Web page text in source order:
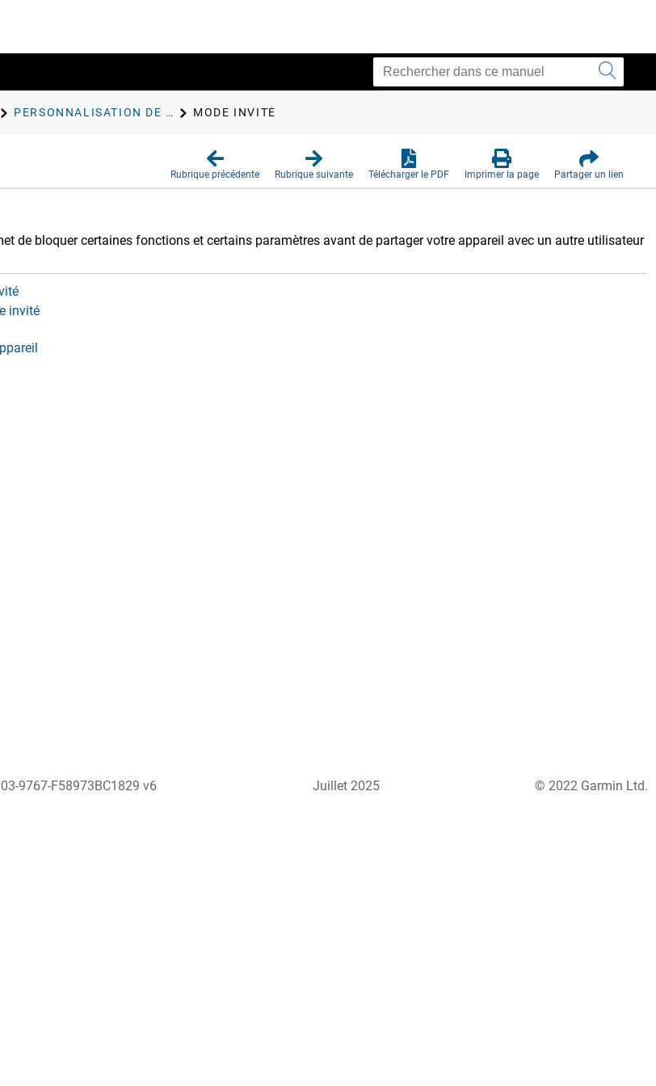
PERSONNALISATION DE L'APPAREIL MODE INVITÉ
Rubrique précédente Rubrique suivante Télécharger le PDF Imprimer la page Partager un lien
de bloquer certaines fonctions et certains paramètres avant de partager votre appareil avec un autre utilisateur
invité
9767-F58973BC1829 v6 Juillet 2025 © 2022 Garmin Ltd.